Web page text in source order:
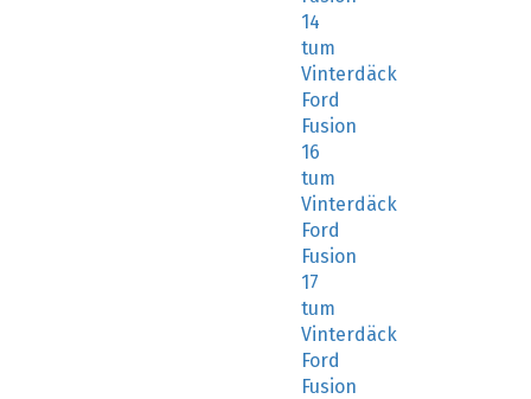
14
tum
Vinterdäck
Ford
Fusion
16
tum
Vinterdäck
Ford
Fusion
17
tum
Vinterdäck
Ford
Fusion